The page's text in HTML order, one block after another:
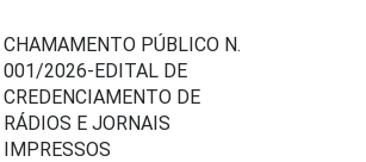
CHAMAMENTO PÚBLICO N.
001/2026-EDITAL DE
CREDENCIAMENTO DE
RÁDIOS E JORNAIS
IMPRESSOS